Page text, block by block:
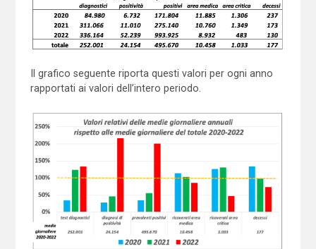
Il grafico seguente riporta questi valori per ogni anno
rapportati ai valori dell’intero periodo.